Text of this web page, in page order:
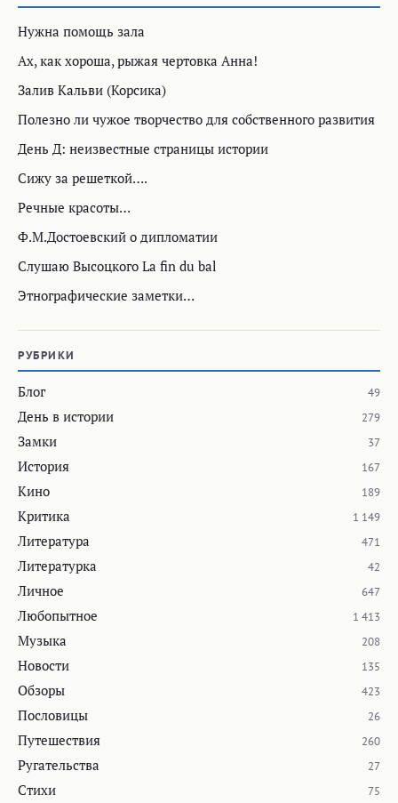
Нужна помощь зала
Ах, как хороша, рыжая чертовка Анна!
Залив Кальви (Корсика)
Полезно ли чужое творчество для собственного развития
День Д: неизвестные страницы истории
Сижу за решеткой….
Речные красоты…
Ф.М.Достоевский о дипломатии
Слушаю Высоцкого La fin du bal
Этнографические заметки…
РУБРИКИ
Блог 49
День в истории 279
Замки 37
История 167
Кино 189
Критика 1 149
Литература 471
Литературка 42
Личное 647
Любопытное 1 413
Музыка 208
Новости 135
Обзоры 423
Пословицы 26
Путешествия 260
Ругательства 27
Стихи 75